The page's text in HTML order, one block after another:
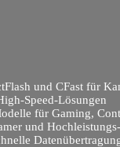
und CFast für
Speed-Lösungen
für Gaming,
und